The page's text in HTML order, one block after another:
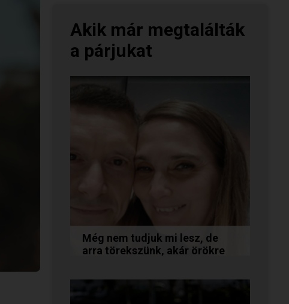
Akik már megtalálták
a párjukat
Még nem tudjuk mi lesz, de
arra törekszünk, akár örökre
A következő levelet Katalin és